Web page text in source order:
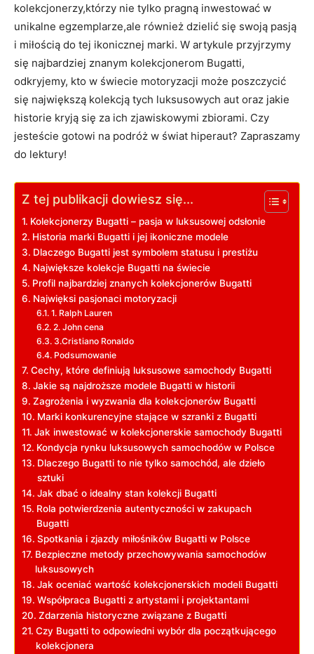
kolekcjonerzy,którzy nie tylko pragną inwestować w
unikalne egzemplarze,ale również dzielić się swoją ‍pasją
⁢i miłością do tej ikonicznej marki. W artykule przyjrzymy
się najbardziej znanym kolekcjonerom Bugatti,
odkryjemy, kto w świecie motoryzacji może ‌poszczycić
się największą kolekcją ‌tych luksusowych aut oraz jakie
historie kryją się za ich zjawiskowymi zbiorami. Czy
jesteście gotowi na podróż w świat hiperaut? Zapraszamy
do lektury!
Z tej publikacji dowiesz się...
Kolekcjonerzy Bugatti – ⁣pasja w luksusowej⁢ odsłonie
Historia marki Bugatti i jej ikoniczne modele
Dlaczego Bugatti jest symbolem statusu i prestiżu
Największe kolekcje Bugatti na świecie
Profil najbardziej znanych​ kolekcjonerów Bugatti
Najwięksi pasjonaci motoryzacji
1. Ralph Lauren
2.⁤ John cena
3.Cristiano Ronaldo
Podsumowanie
Cechy, które definiują luksusowe ​samochody Bugatti
Jakie są najdroższe modele Bugatti w historii
Zagrożenia i wyzwania dla kolekcjonerów Bugatti
Marki konkurencyjne stające w szranki z ​Bugatti
Jak inwestować w kolekcjonerskie samochody Bugatti
Kondycja rynku‍ luksusowych samochodów w Polsce
Dlaczego Bugatti to nie tylko samochód, ale dzieło
sztuki
Jak ​dbać o idealny stan kolekcji Bugatti
Rola potwierdzenia autentyczności w zakupach
Bugatti
Spotkania i ‌zjazdy miłośników ⁤Bugatti w Polsce
Bezpieczne metody przechowywania samochodów
luksusowych
Jak oceniać wartość kolekcjonerskich ⁢modeli Bugatti
Współpraca Bugatti z artystami‌ i ‍projektantami
Zdarzenia historyczne związane z Bugatti
Czy Bugatti⁣ to odpowiedni wybór dla​ początkującego
kolekcjonera